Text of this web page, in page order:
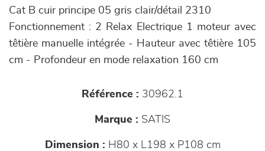
Cat B cuir principe 05 gris clair/détail 2310
Fonctionnement : 2 Relax Electrique 1 moteur avec
têtière manuelle intégrée - Hauteur avec têtière 105
cm - Profondeur en mode relaxation 160 cm
Référence : 30962.1
Marque : SATIS
Dimension : H80 x L198 x P108 cm